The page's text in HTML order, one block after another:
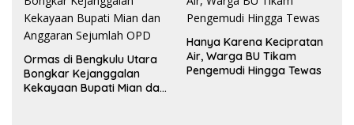
Ormas di Bengkulu Utara
Bongkar Kejanggalan
Kekayaan Bupati Mian dan
Hanya Karena Kecipratan
Air, Warga BU Tikam
Pengemudi Hingga Tewas